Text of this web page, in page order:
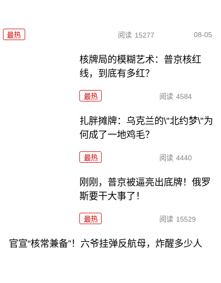
最热 阅读 15277 08-05
核牌局的模糊艺术：普京核红
线，到底有多红？
最热 阅读 4584
扎胖摊牌：乌克兰的\"北约梦\"为
何成了一地鸡毛？
最热 阅读 4440
刚刚，普京被逼亮出底牌！俄罗
斯要干大事了！
最热 阅读 15529
官宣“核常兼备”！六爷挂弹反航母，炸醒多少人